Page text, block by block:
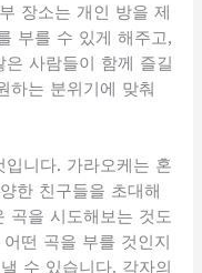
장소는 개인 방을 제
부를 수 있게 해주고,
사람들이 함께 즐길
하는 분위기에 맞춰
니다. 가라오케는 혼
한 친구들을 초대해
곡을 시도해보는 것도
떤 곡을 부를 것인지
수 있습니다. 각자의